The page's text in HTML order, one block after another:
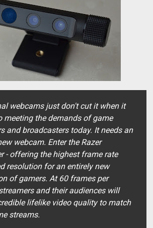
webcams just don't cut it when it
meeting the demands of game
and broadcasters today. It needs an
webcam. Enter the Razer
- offering the highest frame rate
resolution for an entirely new
of gamers. At 60 frames per
and their audiences will
lifelike video quality to match
streams.